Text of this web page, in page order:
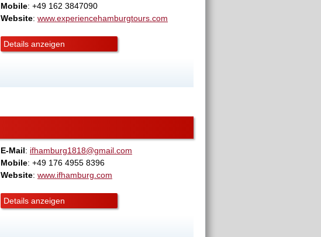
Mobile: +49 162 3847090
Website: www.experiencehamburgtours.com
Details anzeigen
E-Mail: ifhamburg1818@gmail.com
Mobile: +49 176 4955 8396
Website: www.ifhamburg.com
Details anzeigen